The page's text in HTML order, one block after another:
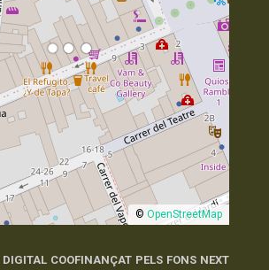
© OpenStreetMap
COOFINANÇAT PELS FONS NEXT